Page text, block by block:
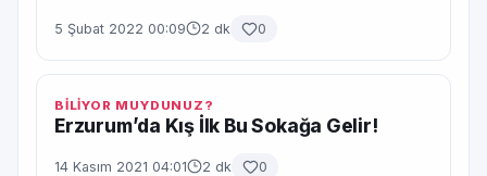
5 Şubat 2022 00:09 2 dk 0
BİLİYOR MUYDUNUZ?
Erzurum’da Kış İlk Bu Sokağa Gelir!
14 Kasım 2021 04:01 2 dk 0